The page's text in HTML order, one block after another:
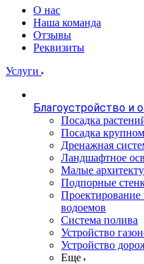
О нас
Наша команда
Отзывы
Реквизиты
Услуги
Благоустройство и
Посадка
Посадка
Дренажная
Ландшафтное
Малые
Подпорные
Проектирование
водоемов
Система полива
Устройство
Устройство
Еще